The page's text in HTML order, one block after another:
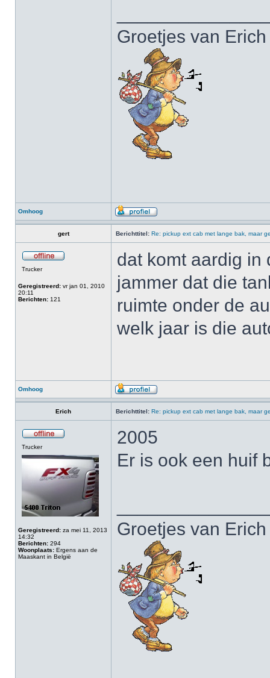
Groetjes van Erich
Omhoog
gert Berichttitel: Re: pickup ext cab met lange bak, maar
Trucker
Geregistreerd: vr jan 01, 2010
20:11
Berichten: 121
dat komt aardig in
jammer dat die
ruimte onder de
welk jaar is die
Omhoog
Erich Berichttitel: Re: pickup ext cab met lange bak, maar
Trucker
Geregistreerd: za mei 11, 2013
14:32
Berichten: 294
Woonplaats: Ergens aan de
Maaskant in België
2005
Er is ook een huif
Groetjes van Erich